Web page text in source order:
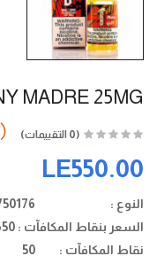
MADRE 25MG
(0 التقييمات)
LE550.00
النوع :
السعر بنقاط المكافآت :
نقاط المكافآت :